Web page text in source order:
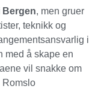
Bergen, men gruer
teknikk og
i
med å skape en
vil snakke om
Romslo